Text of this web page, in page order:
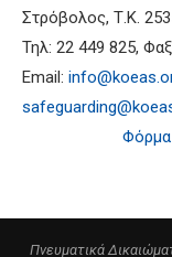
Στρόβολος, Τ.Κ.
Τηλ: 22 449 825,
Email:
Φόρμα
Πνευματικά